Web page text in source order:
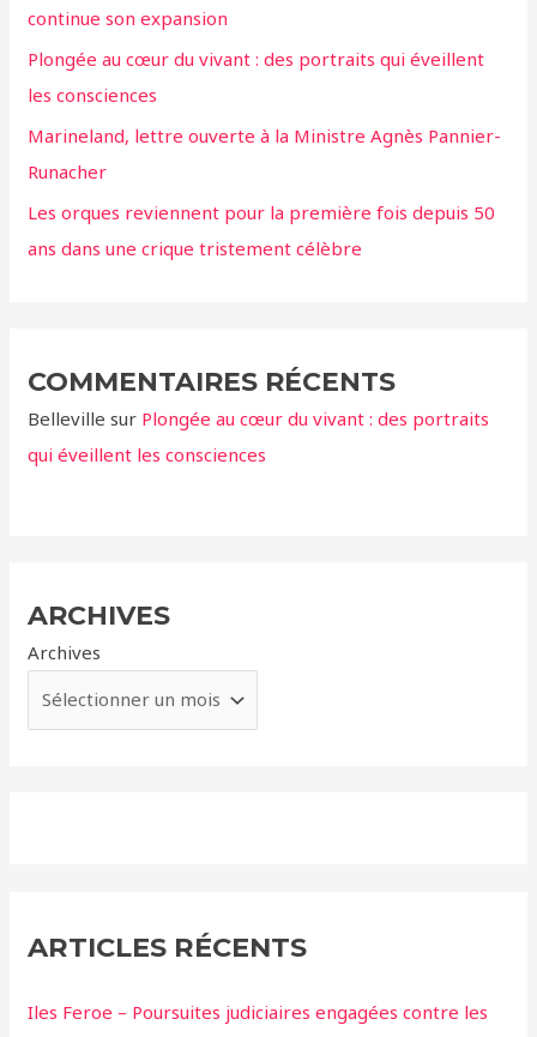
r
:
continue son expansion
Plongée au cœur du vivant : des portraits qui éveillent
les consciences
Marineland, lettre ouverte à la Ministre Agnès Pannier-
Runacher
Les orques reviennent pour la première fois depuis 50
ans dans une crique tristement célèbre
COMMENTAIRES RÉCENTS
Belleville sur Plongée au cœur du vivant : des portraits
qui éveillent les consciences
ARCHIVES
Archives
ARTICLES RÉCENTS
Iles Feroe – Poursuites judiciaires engagées contre les